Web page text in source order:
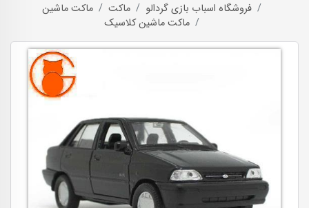
فروشگاه اسباب بازی گردالو ماکت
ماکت ماشین
ماکت ماشین کلاسیک